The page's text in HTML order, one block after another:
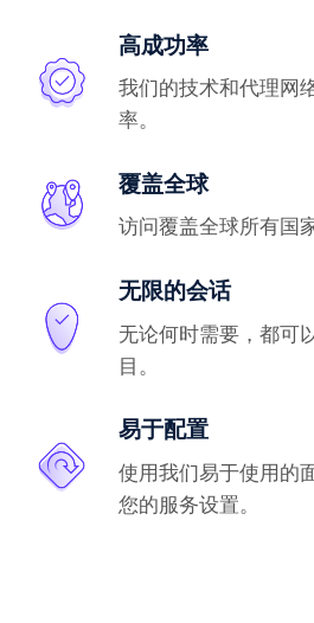
高成功率
我们的技术和代理网
率。
覆盖全球
访问覆盖全球所有国
无限的会话
无论何时需要，都可
目。
易于配置
使用我们易于使用的
您的服务设置。